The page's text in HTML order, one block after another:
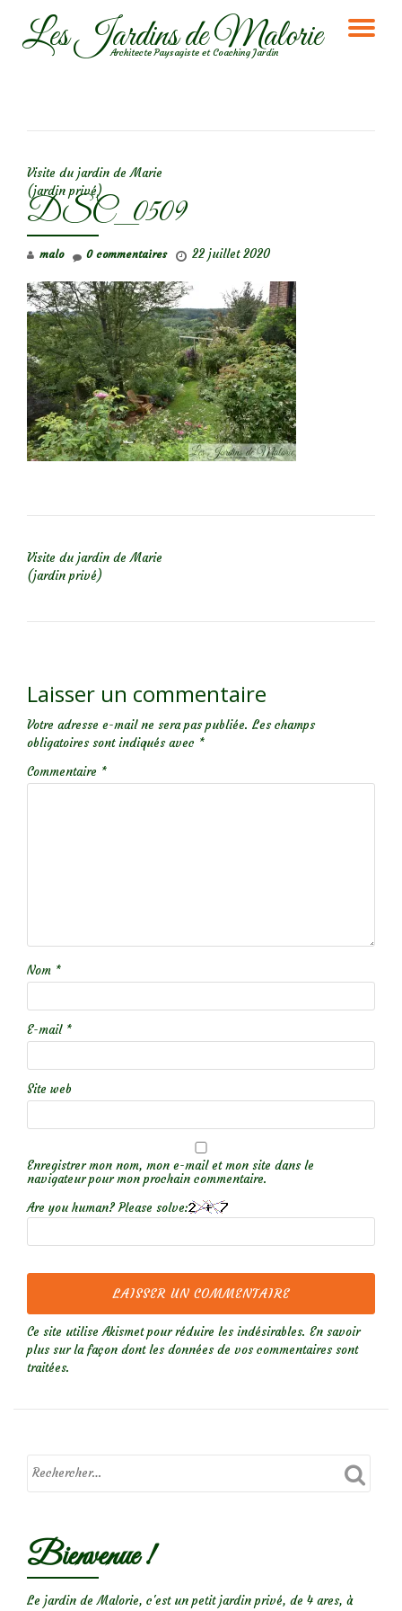
AllerLes Jardins de Malorie
Architecte Paysagiste et Coaching Jardin
Visite du jardin de Marie
(jardin privé)
DSC_0509
malo 22 juillet 2020
0 commentaires
Visite du jardin de Marie
(jardin privé)
Laisser un commentaire
Votre adresse e-mail ne sera pas publiée. Les champs
obligatoires sont indiqués avec *
Commentaire *
Nom *
E-mail *
Site web
Enregistrer mon nom, mon e-mail et mon site dans le
navigateur pour mon prochain commentaire.
Are you human? Please solve:
Ce site utilise Akismet pour réduire les indésirables. En savoir
plus sur la façon dont les données de vos commentaires sont
traitées.
Bienvenue !
Le jardin de Malorie, c'est un petit jardin privé, de 4 ares, à